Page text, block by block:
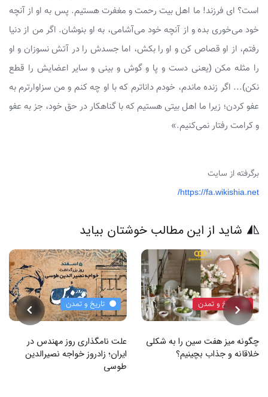
است؟ ای فرزند! ما اهل بیت رحمت و مغفرت هستیم. پس به او از آنچه
خود می‌خوری بده و از آنچه خود می‌آشامی، به او بنوشان. اگر من از دنیا
رفتم، از او قصاص کن و او را بکش، اما جسدش را در آتش نسوزان و او
را مثله مکن (یعنی دست و پا و گوش و بینی و سایر اعضایش را قطع
نکن)... اگر زنده ماندم، خودم داناترم که با او چه کنم و من سزاوارترم به
عفو کردن؛ زیرا ما اهل بیتی هستیم که با گناهکار در حق خود، جز به عفو
و کرامت رفتار نمی‌کنیم.»
برگرفته از سایت
https://fa.wikishia.net/
شاید از این مطالب خوشتان بیاید
تاریخ و تمدن
چگونه میز هفت سین را به شکلی
خلاقانه و جذاب بچینیم؟
تاریخ و تمدن
علت نامگذاری روز مهندس در
ایران؛ زادروز خواجه نصیرالدین
طوسی